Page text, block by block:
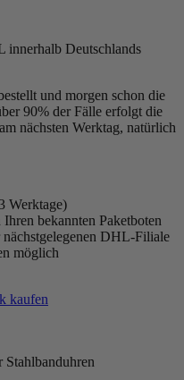
innerhalb Deutschlands
und morgen schon die
90% der Fälle erfolgt die
nächsten Werktag, natürlich
Werktage)
bekannten Paketboten
DHL-Filiale
möglich
kaufen